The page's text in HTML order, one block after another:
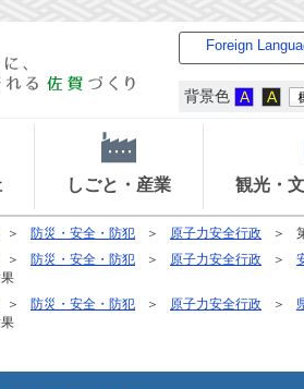
Foreign
背景色
しごと・産業 観光・
防災・安全・防犯 原子力安全行政
防災・安全・防犯 原子力安全行政
防災・安全・防犯 原子力安全行政